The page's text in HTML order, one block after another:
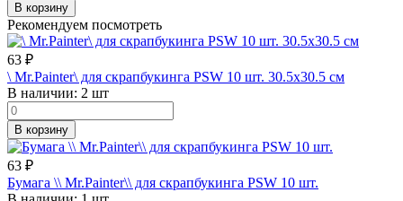
В корзину
Рекомендуем посмотреть
63 ₽
\ Mr.Painter\ для скрапбукинга PSW 10 шт. 30.5х30.5 см
В наличии: 2 шт
В корзину
63 ₽
Бумага \\ Mr.Painter\\ для скрапбукинга PSW 10 шт.